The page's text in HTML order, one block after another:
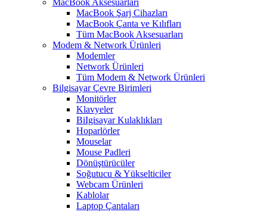
MacBook Aksesuarları
MacBook Şarj Cihazları
MacBook Çanta ve Kılıfları
Tüm MacBook Aksesuarları
Modem & Network Ürünleri
Modemler
Network Ürünleri
Tüm Modem & Network Ürünleri
Bilgisayar Çevre Birimleri
Monitörler
Klavyeler
BiIgisayar Kulaklıkları
Hoparlörler
Mouselar
Mouse Padleri
Dönüştürücüler
Soğutucu & Yükselticiler
Webcam Ürünleri
Kablolar
Laptop Çantaları